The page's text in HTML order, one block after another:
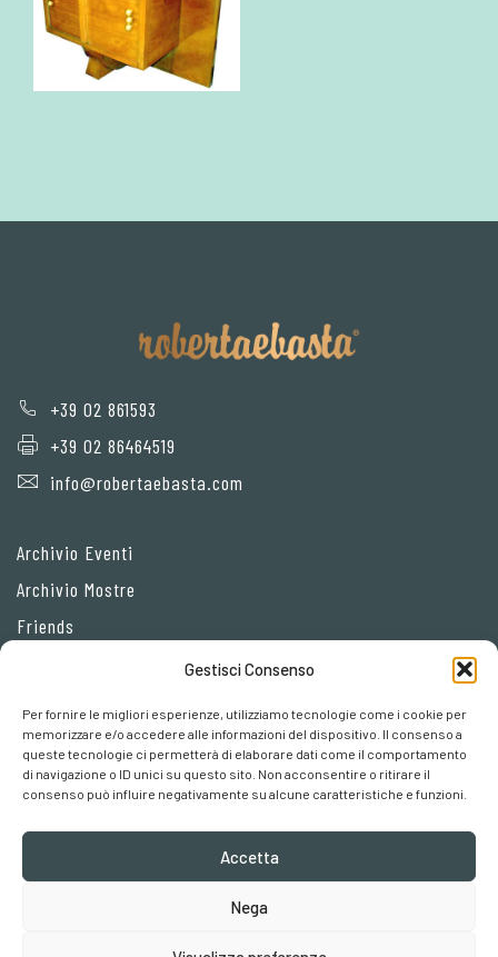
Gestisci Consenso
Per fornire le migliori esperienze, utilizziamo tecnologie come i cookie per
memorizzare e/o accedere alle informazioni del dispositivo. Il consenso a
queste tecnologie ci permetterà di elaborare dati come il comportamento
di navigazione o ID unici su questo sito. Non acconsentire o ritirare il
consenso può influire negativamente su alcune caratteristiche e funzioni.
Accetta
Nega
+39 02 861593
+39 02 86464519
info@robertaebasta.com
Archivio Eventi
Archivio Mostre
Friends
Cookie policy
Preferenze cookies